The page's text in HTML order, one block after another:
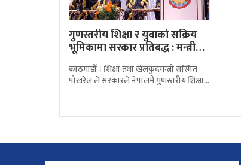
गुणस्तरीय शिक्षा र युवाको सक्रिय
भूमिकामा सरकार प्रतिबद्ध : मन्त्री…
काठमाडौँ । शिक्षा तथा खेलकुदमन्त्री सस्मित
पोखरेल ले सरकारले नेपालमै गुणस्तरीय शिक्षा